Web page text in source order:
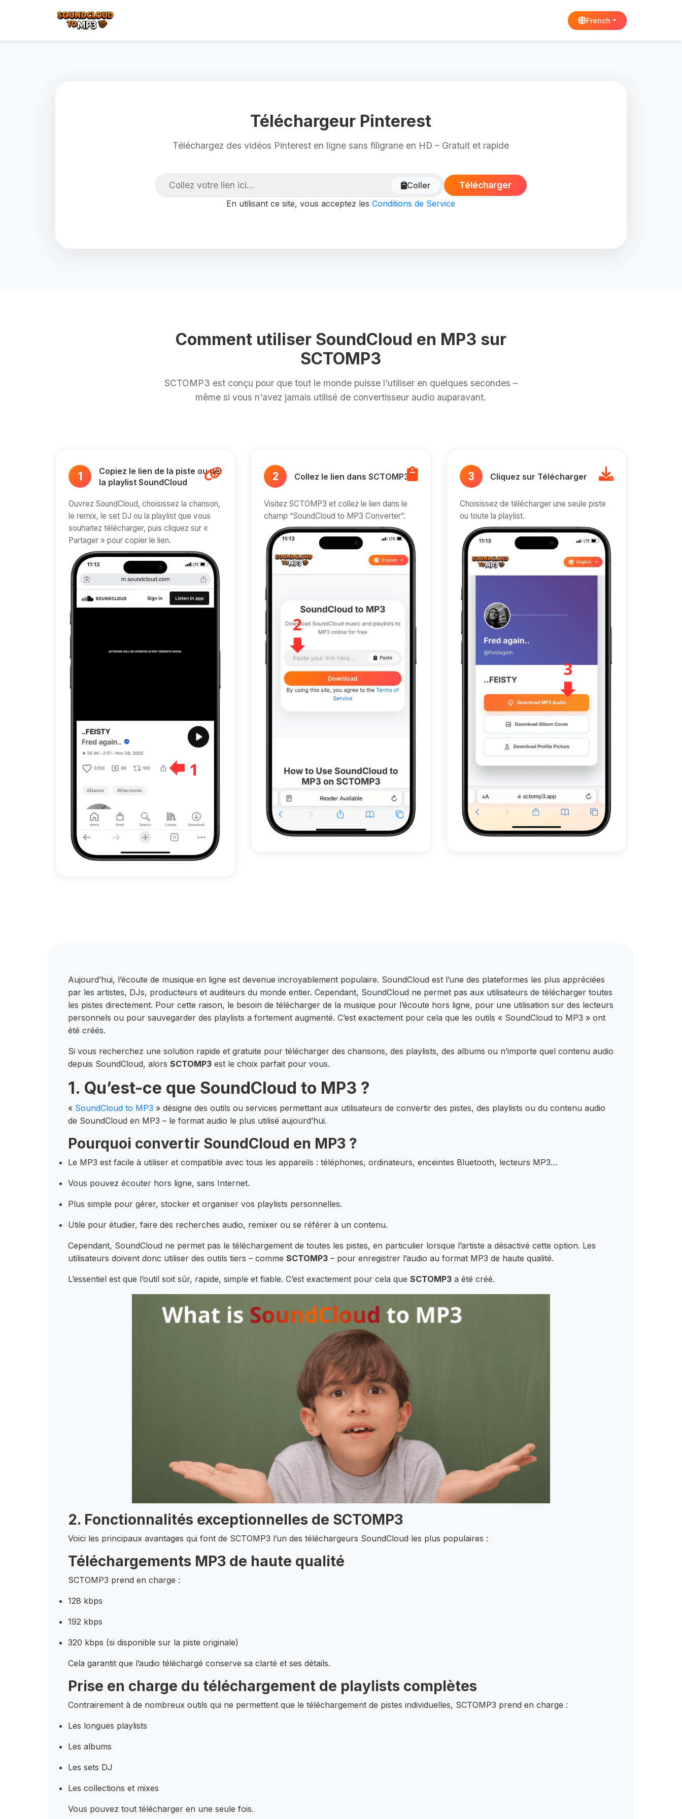
French
Téléchargeur Pinterest
Téléchargez des vidéos Pinterest en ligne sans filigrane en HD – Gratuit et rapide
Coller Télécharger
En utilisant ce site, vous acceptez lesConditions de Service
Comment utiliser SoundCloud en MP3 sur
SCTOMP3
SCTOMP3 est conçu pour que tout le monde puisse l'utiliser en quelques secondes –
même si vous n'avez jamais utilisé de convertisseur audio auparavant.
1
Copiez le lien de la piste ou de
la playlist SoundCloud
Ouvrez SoundCloud, choisissez la chanson,
le remix, le set DJ ou la playlist que vous
souhaitez télécharger, puis cliquez sur «
Partager » pour copier le lien.
2 Collez le lien dans SCTOMP3
Visitez SCTOMP3 et collez le lien dans le
champ “SoundCloud to MP3 Converter”.
3 Cliquez sur Télécharger
Choisissez de télécharger une seule piste
ou toute la playlist.
Aujourd’hui, l’écoute de musique en ligne est devenue incroyablement populaire. SoundCloud est l’une des plateformes les plus appréciées
par les artistes, DJs, producteurs et auditeurs du monde entier. Cependant, SoundCloud ne permet pas aux utilisateurs de télécharger toutes
les pistes directement. Pour cette raison, le besoin de télécharger de la musique pour l’écoute hors ligne, pour une utilisation sur des lecteurs
personnels ou pour sauvegarder des playlists a fortement augmenté. C’est exactement pour cela que les outils « SoundCloud to MP3 » ont
été créés.
Si vous recherchez une solution rapide et gratuite pour télécharger des chansons, des playlists, des albums ou n’importe quel contenu audio
depuis SoundCloud, alorsSCTOMP3 est le choix parfait pour vous.
1. Qu’est-ce que SoundCloud to MP3 ?
« SoundCloud to MP3 » désigne des outils ou services permettant aux utilisateurs de convertir des pistes, des playlists ou du contenu audio
de SoundCloud en MP3 – le format audio le plus utilisé aujourd’hui.
Pourquoi convertir SoundCloud en MP3 ?
Le MP3 est facile à utiliser et compatible avec tous les appareils : téléphones, ordinateurs, enceintes Bluetooth, lecteurs MP3…
Vous pouvez écouter hors ligne, sans Internet.
Plus simple pour gérer, stocker et organiser vos playlists personnelles.
Utile pour étudier, faire des recherches audio, remixer ou se référer à un contenu.
Cependant, SoundCloud ne permet pas le téléchargement de toutes les pistes, en particulier lorsque l’artiste a désactivé cette option. Les
utilisateurs doivent donc utiliser des outils tiers – commeSCTOMP3 – pour enregistrer l’audio au format MP3 de haute qualité.
L’essentiel est que l’outil soit sûr, rapide, simple et fiable. C’est exactement pour cela queSCTOMP3 a été créé.
2. Fonctionnalités exceptionnelles de SCTOMP3
Voici les principaux avantages qui font de SCTOMP3 l’un des téléchargeurs SoundCloud les plus populaires :
Téléchargements MP3 de haute qualité
SCTOMP3 prend en charge :
128 kbps
192 kbps
320 kbps (si disponible sur la piste originale)
Cela garantit que l’audio téléchargé conserve sa clarté et ses détails.
Prise en charge du téléchargement de playlists complètes
Contrairement à de nombreux outils qui ne permettent que le téléchargement de pistes individuelles, SCTOMP3 prend en charge :
Les longues playlists
Les albums
Les sets DJ
Les collections et mixes
Vous pouvez tout télécharger en une seule fois.